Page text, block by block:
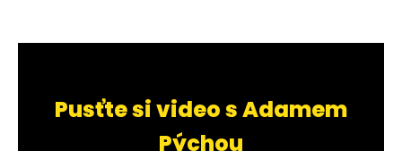
Pusťte si video s Adamem
Pýchou